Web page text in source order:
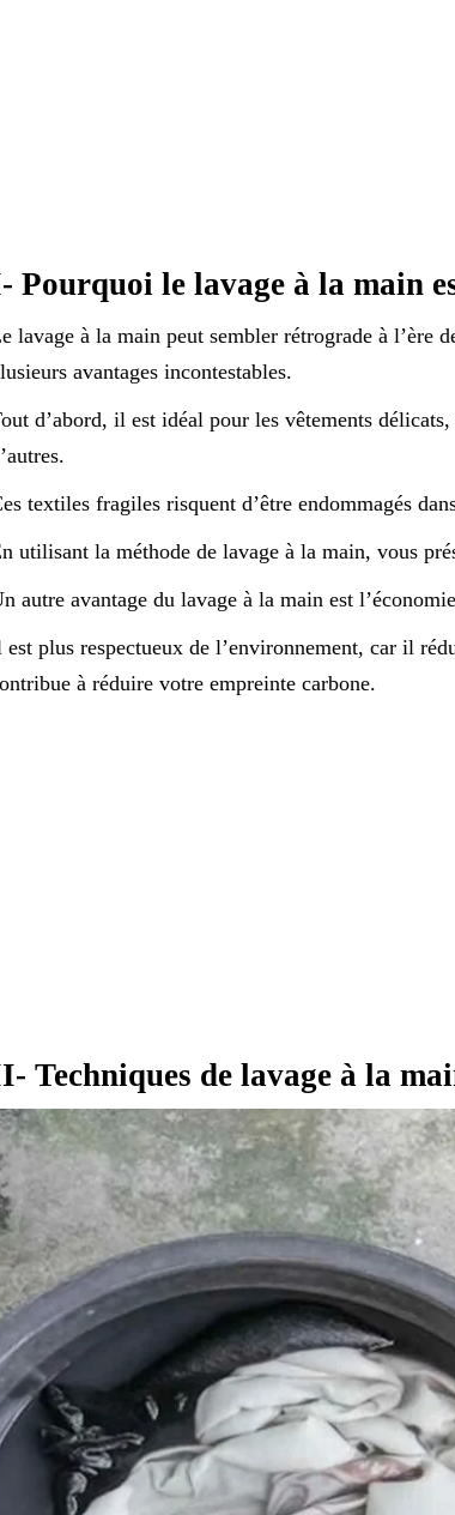
Pourquoi le lavage à la main
lavage à la main peut sembler rétrograde à l’ère
avantages incontestables.
d’abord, il est idéal pour les vêtements
textiles fragiles risquent d’être endommagés
utilisant la méthode de lavage à la main, vous
autre avantage du lavage à la main est
est plus respectueux de l’environnement, car il
à réduire votre empreinte carbone.
Techniques de lavage à la